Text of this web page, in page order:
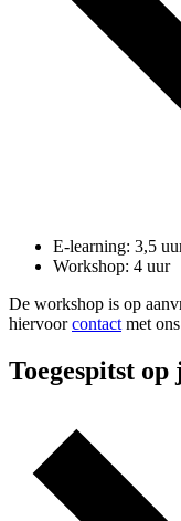
E-learning: 3,5
Workshop: 4 uur
De workshop is op
hiervoorcontact met
Toegespitst